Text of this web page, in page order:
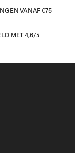
VANAF €75
MET 4,6/5